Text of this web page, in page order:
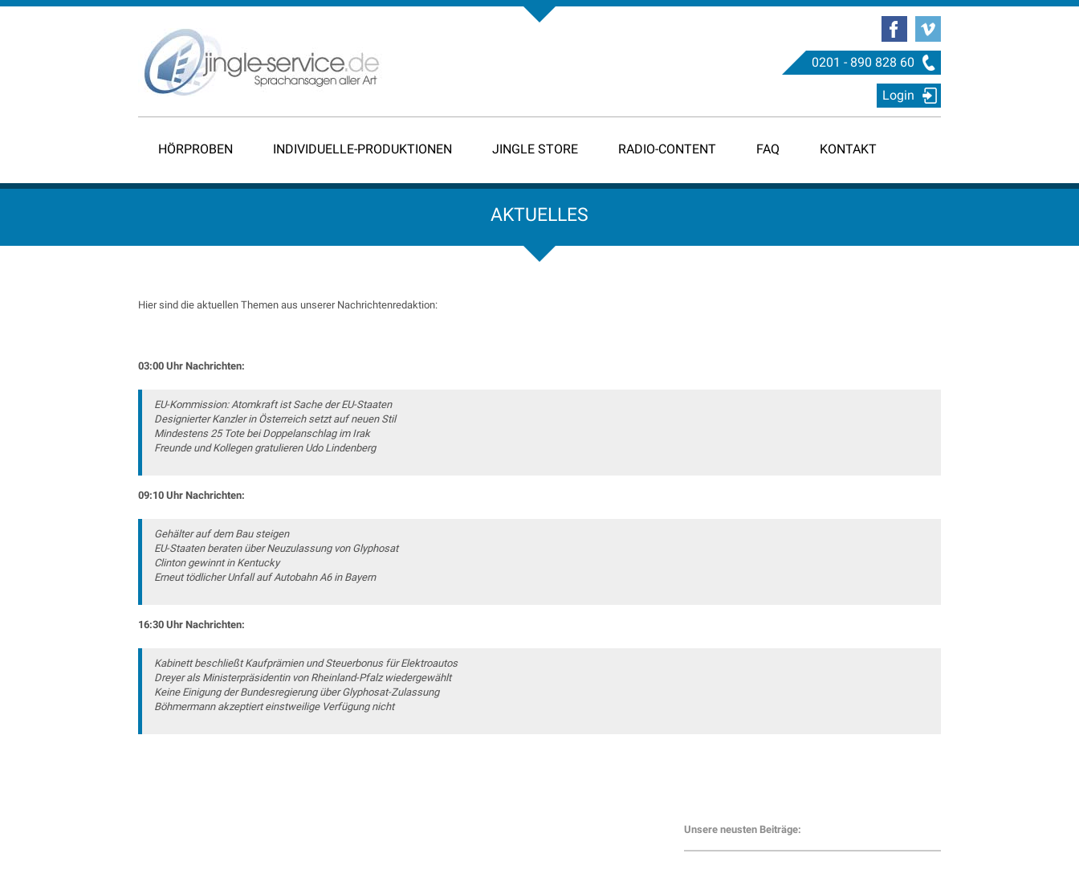
0201 - 890 828 60
Login
HÖRPROBEN INDIVIDUELLE-PRODUKTIONEN JINGLE STORE RADIO-CONTENT FAQ KONTAKT
AKTUELLES
Hier sind die aktuellen Themen aus unserer Nachrichtenredaktion:
03:00 Uhr Nachrichten:
EU-Kommission: Atomkraft ist Sache der EU-Staaten
Designierter Kanzler in Österreich setzt auf neuen Stil
Mindestens 25 Tote bei Doppelanschlag im Irak
Freunde und Kollegen gratulieren Udo Lindenberg
09:10 Uhr Nachrichten:
Gehälter auf dem Bau steigen
EU-Staaten beraten über Neuzulassung von Glyphosat
Clinton gewinnt in Kentucky
Erneut tödlicher Unfall auf Autobahn A6 in Bayern
16:30 Uhr Nachrichten:
Kabinett beschließt Kaufprämien und Steuerbonus für Elektroautos
Dreyer als Ministerpräsidentin von Rheinland-Pfalz wiedergewählt
Keine Einigung der Bundesregierung über Glyphosat-Zulassung
Böhmermann akzeptiert einstweilige Verfügung nicht
Unsere neusten Beiträge: